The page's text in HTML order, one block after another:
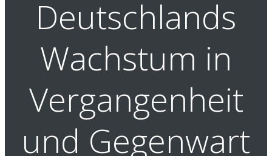
Deutschlands
Wachstum in
Vergangenheit
und Gegenwart